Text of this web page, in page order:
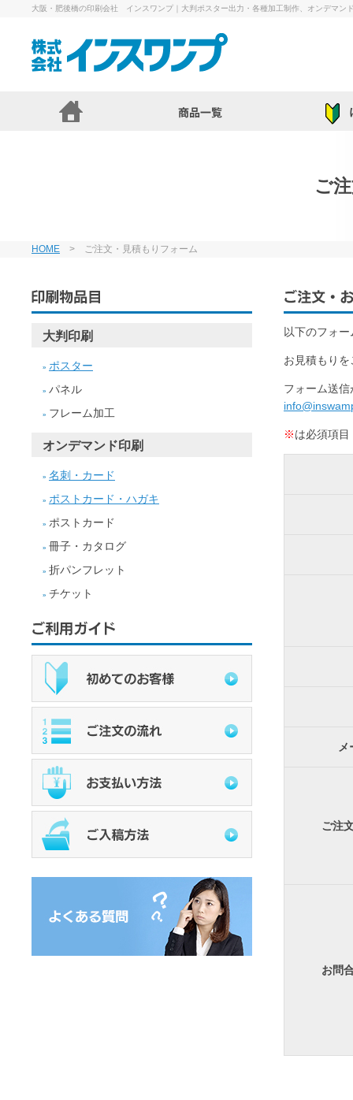
大阪・肥後橋の印刷会社 インスワンプ｜大判ポスター出力・各種加工制作、オンデマン
ご
HOME > ご注文・見積もりフォーム
以下のフォ
お見積もり
フォーム送
※は必須項目
ご注
お問
大判印刷
» ポスター
» パネル
» フレーム加工
オンデマンド印刷
» 名刺・カード
» ポストカード・ハガキ
» ポストカード
» 冊子・カタログ
» 折パンフレット
» チケット